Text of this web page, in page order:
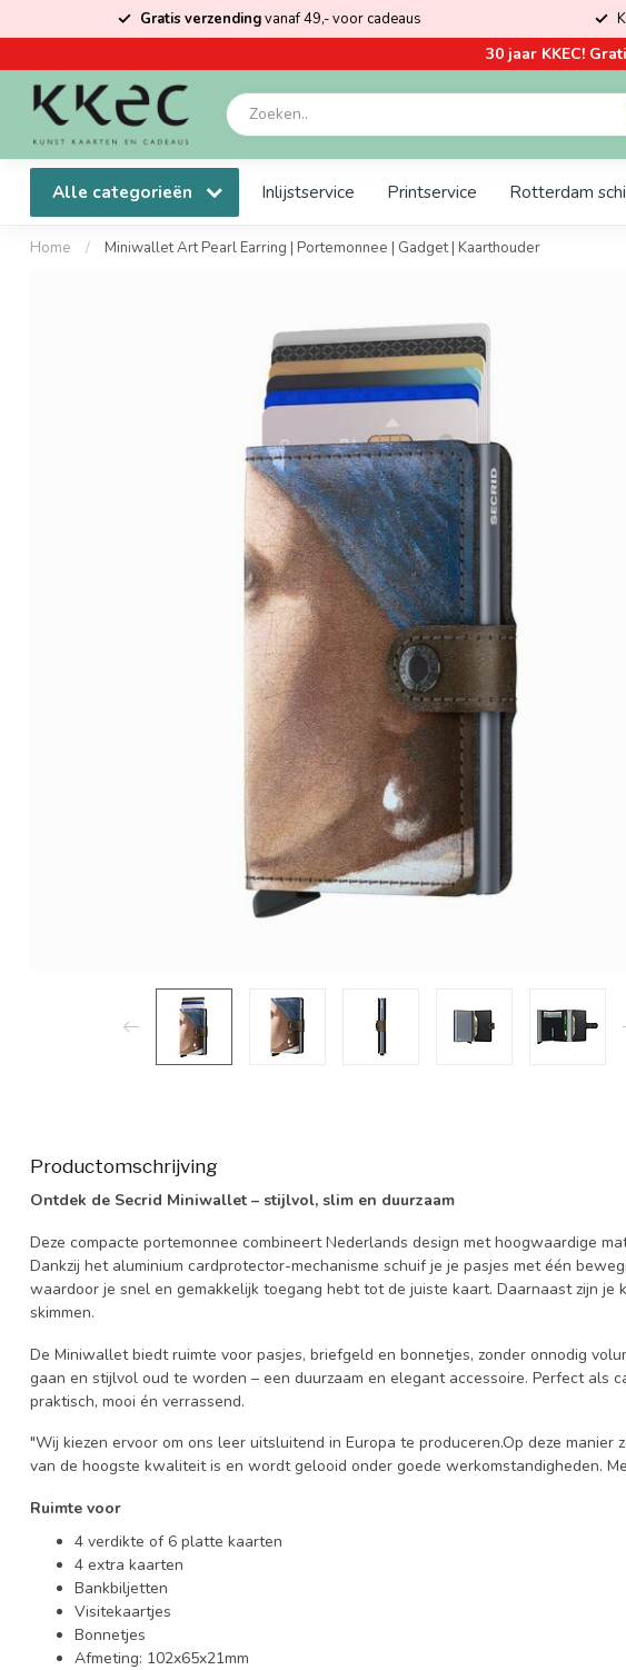
Gratis verzendingvanaf 49,- voor cadeaus
30 jaar KKEC!
Alle categorieën Inlijstservice Printservice Rotterdam
Home / Miniwallet Art Pearl Earring | Portemonnee | Gadget | Kaarthouder
Productomschrijving
Ontdek de Secrid Miniwallet – stijlvol, slim en duurzaam
Deze compacte portemonnee combineert Nederlands design met hoogwaardige
Dankzij het aluminium cardprotector-mechanisme schuif je je pasjes met één
waardoor je snel en gemakkelijk toegang hebt tot de juiste kaart. Daarnaast zijn je
skimmen.
De Miniwallet biedt ruimte voor pasjes, briefgeld en bonnetjes, zonder onnodig
gaan en stijlvol oud te worden – een duurzaam en elegant accessoire. Perfect als
praktisch, mooi én verrassend.
"Wij kiezen ervoor om ons leer uitsluitend in Europa te produceren.Op deze manier
van de hoogste kwaliteit is en wordt gelooid onder goede werkomstandigheden.
Ruimte voor
4 verdikte of 6 platte kaarten
4 extra kaarten
Bankbiljetten
Visitekaartjes
Bonnetjes
Afmeting: 102x65x21mm